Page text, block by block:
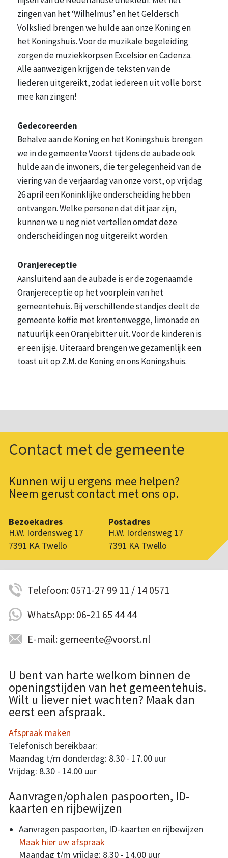
zingen van het ‘Wilhelmus’ en het Geldersch
Volkslied brengen we hulde aan onze Koning en
het Koningshuis. Voor de muzikale begeleiding
zorgen de muziekkorpsen Excelsior en Cadenza.
Alle aanwezigen krijgen de teksten van de
liederen uitgereikt, zodat iedereen uit volle borst
mee kan zingen!
Gedecoreerden
Behalve aan de Koning en het Koningshuis brengen
we in de gemeente Voorst tijdens de aubade ook
hulde aan de inwoners, die ter gelegenheid van de
viering van de verjaardag van onze vorst, op vrijdag
26 april een Koninklijke onderscheiding hebben
ontvangen. Welke personen dat dit jaar zijn,
kunnen we u nog niet vertellen omdat deze
onderscheidingen nog uitgereikt worden.
Oranjereceptie
Aansluitend aan de aubade is er de zogenaamde
Oranjereceptie op het voorplein van het
gemeentehuis. Bij verschillende standjes deelt de
gemeente koffie met krentenwegge, limonade en
natuurlijk een Oranjebitter uit. Voor de kinderen is
er een ijsje. Uiteraard brengen we gezamenlijk een
toast uit op Z.M. de Koning en ons Koningshuis.
Contact met de gemeente
Kunnen wij u ergens mee helpen?
Neem gerust contact met ons op.
Bezoekadres
H.W. Iordensweg 17
7391 KA Twello
Postadres
H.W. Iordensweg 17
7391 KA Twello
Telefoon: 0571-27 99 11 / 14 0571
WhatsApp: 06-21 65 44 44
E-mail: gemeente@voorst.nl
U bent van harte welkom binnen de
openingstijden van het gemeentehuis.
Wilt u liever niet wachten? Maak dan
eerst een afspraak.
Afspraak maken
Telefonisch bereikbaar:
Maandag t/m donderdag: 8.30 - 17.00 uur
Vrijdag: 8.30 - 14.00 uur
Aanvragen/ophalen paspoorten, ID-
kaarten en rijbewijzen
Aanvragen paspoorten, ID-kaarten en rijbewijzen
Maak hier uw afspraak
Maandag t/m vrijdag: 8.30 - 14.00 uur